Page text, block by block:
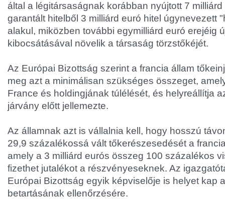
által a légitársaságnak korábban nyújtott 7
garantált hitelből 3 milliárd euró hitel úgynevezett
alakul, miközben további egymilliárd euró erejéig
kibocsátásával növelik a társaság törzstőkéjét.
Az Európai Bizottság szerint a francia állam
meg azt a minimálisan szükséges összeget,
France és holdingjának túlélését, és helyreállítja
járvány előtt jellemezte.
Az államnak azt is vállalnia kell, hogy hosszú
29,9 százalékossá vált tőkerészesedését a
amely a 3 milliárd eurós összeg 100 százalékos
fizethet jutalékot a részvényeseknek. Az
Európai Bizottság egyik képviselője is helyet kap
betartásának ellenőrzésére.